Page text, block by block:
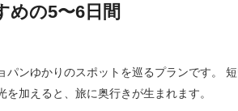
めの5〜6日間
ンゆかりのスポットを巡るプランです。
加えると、旅に奥行きが生まれます。